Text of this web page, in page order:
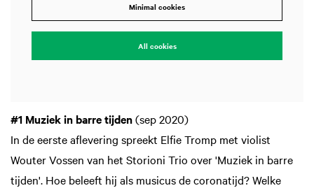
Minimal cookies
All cookies
#1 Muziek in barre tijden(sep 2020)
In de eerste aflevering spreekt Elfie Tromp met violist
Wouter Vossen van het Storioni Trio over 'Muziek in barre
tijden'. Hoe beleeft hij als musicus de coronatijd? Welke